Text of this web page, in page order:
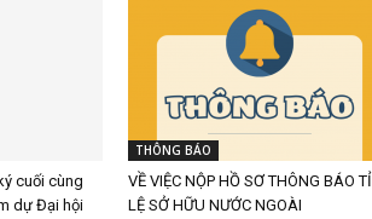
cuối cùng
dự Đại hội
THÔNG BÁO
VỀ VIỆC NỘP HỒ SƠ THÔNG BÁO TỈ
LỆ SỞ HỮU NƯỚC NGOÀI